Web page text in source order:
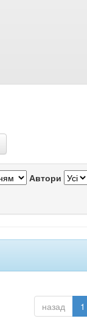
Автори
назад 1